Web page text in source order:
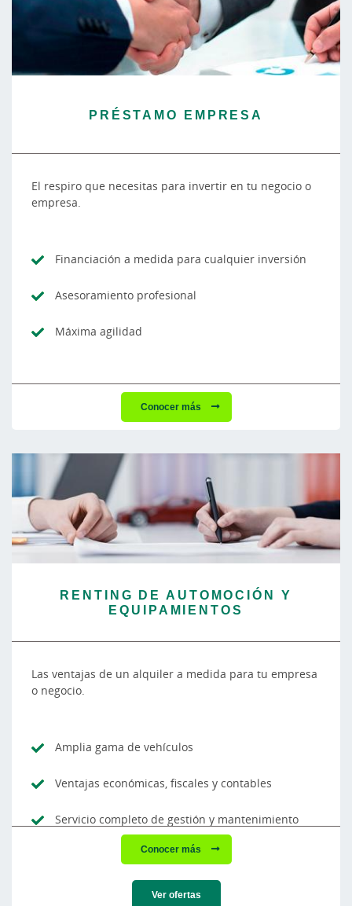
PRÉSTAMO EMPRESA
El respiro que necesitas para invertir en tu negocio o
empresa.
Financiación a medida para cualquier inversión
Asesoramiento profesional
Máxima agilidad
Conocer más
RENTING DE AUTOMOCIÓN Y
EQUIPAMIENTOS
Las ventajas de un alquiler a medida para tu empresa
o negocio.
Amplia gama de vehículos
Ventajas económicas, fiscales y contables
Servicio completo de gestión y mantenimiento
Conocer más
Ver ofertas